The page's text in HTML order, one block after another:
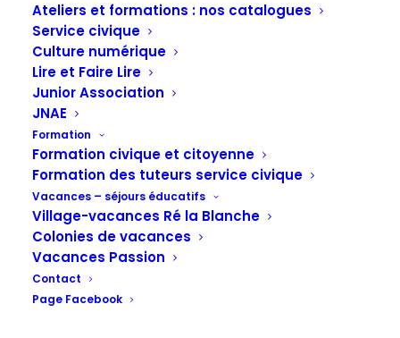
Ateliers et formations : nos catalogues
Service civique
Culture numérique
Lire et Faire Lire
Junior Association
JNAE
Formation
Formation civique et citoyenne
Formation des tuteurs service civique
Vacances – séjours éducatifs
Village-vacances Ré la Blanche
Colonies de vacances
Vacances Passion
Contact
Page Facebook
Jour : 14 avril,
2017